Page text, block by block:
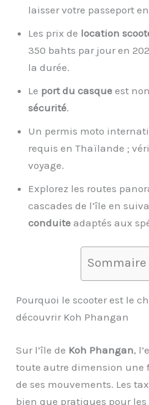
laisser votre passeport
Les prix de location
350 bahts par jour en
la durée.
Le port du casque est
sécurité.
Un permis moto
requis en Thaïlande ;
voyage.
Explorez les routes
cascades de l’île en
conduite adaptés aux
Sommaire
Pourquoi le scooter est le
découvrir Koh Phangan
Sur l’île de Koh Phangan,
toute autre dimension une
de ses mouvements. Les
bien que pratiques pour